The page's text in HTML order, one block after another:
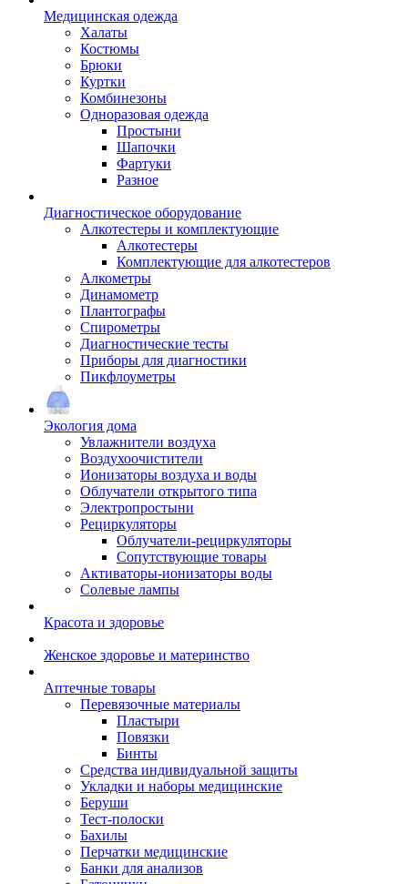
Медицинская одежда
Халаты
Костюмы
Брюки
Куртки
Комбинезоны
Одноразовая одежда
Простыни
Шапочки
Фартуки
Разное
Диагностическое оборудование
Алкотестеры и комплектующие
Алкотестеры
Комплектующие для алкотестеров
Алкометры
Динамометр
Плантографы
Спирометры
Диагностические тесты
Приборы для диагностики
Пикфлоуметры
Экология дома
Увлажнители воздуха
Воздухоочистители
Ионизаторы воздуха и воды
Облучатели открытого типа
Электропростыни
Рециркуляторы
Облучатели-рециркуляторы
Сопутствующие товары
Активаторы-ионизаторы воды
Солевые лампы
Красота и здоровье
Женское здоровье и материнство
Аптечные товары
Перевязочные материалы
Пластыри
Повязки
Бинты
Средства индивидуальной защиты
Укладки и наборы медицинские
Беруши
Тест-полоски
Бахилы
Перчатки медицинские
Банки для анализов